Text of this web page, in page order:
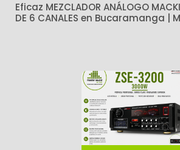
Eficaz MEZCLADOR ANÁLOGO
DE 6 CANALES en Bucaramanga |